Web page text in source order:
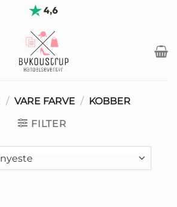
/ VARE FARVE / KOBBER
FILTER